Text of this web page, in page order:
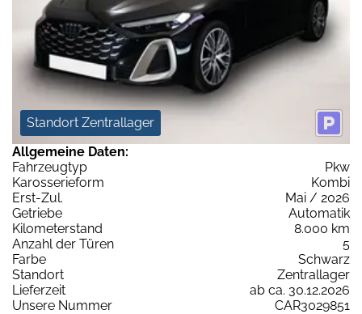
Standort Zentrallager
Allgemeine Daten:
Fahrzeugtyp
Pkw
Karosserieform
Kombi
Erst-Zul.
Mai / 2026
Getriebe
Automatik
Kilometerstand
8.000 km
Anzahl der Türen
5
Farbe
Schwarz
Standort
Zentrallager
Lieferzeit
ab ca. 30.12.2026
Unsere Nummer
CAR3029851